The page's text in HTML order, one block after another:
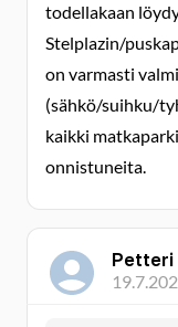
todellakaan
Stelplazin/
on varmasti
(sähkö/suihku/
kaikki
onnistuneita.
Petteri